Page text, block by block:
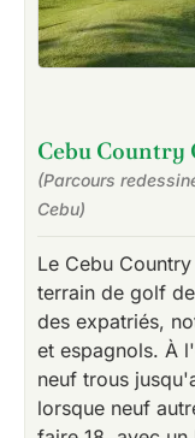
Cebu Country
(Parcours
Cebu)
Le Cebu
terrain de golf
des expatriés,
et espagnols. À
neuf trous
lorsque neuf